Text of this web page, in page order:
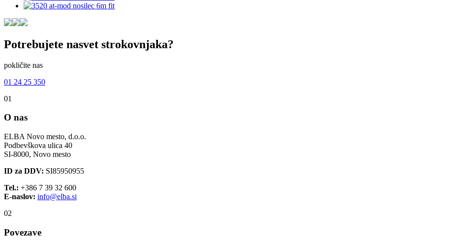
Potrebujete nasvet strokovnjaka?
pokličite nas
01 24 25 350
01
O nas
ELBA Novo mesto, d.o.o.
Podbevškova ulica 40
SI-8000, Novo mesto
ID za DDV: SI85950955
Tel.: +386 7 39 32 600
E-naslov: info@elba.si
02
Povezave